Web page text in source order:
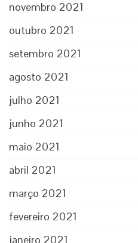
novembro 2021
outubro 2021
setembro 2021
agosto 2021
julho 2021
junho 2021
maio 2021
abril 2021
março 2021
fevereiro 2021
janeiro 2021